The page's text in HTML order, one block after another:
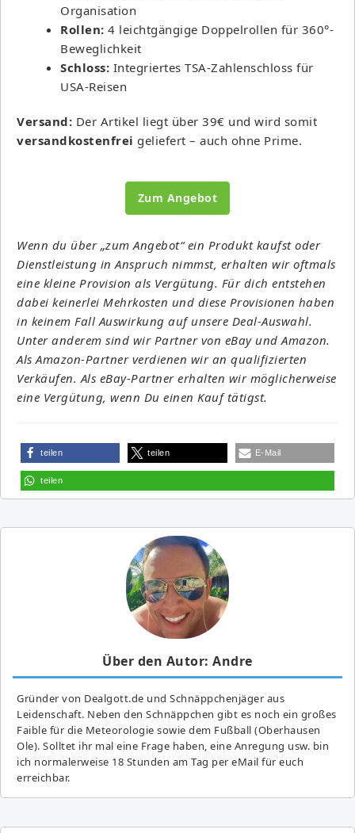
Organisation
Rollen: 4 leichtgängige Doppelrollen für 360°-
Beweglichkeit
Schloss: Integriertes TSA-Zahlenschloss für
USA-Reisen
Versand: Der Artikel liegt über 39€ und wird somit
versandkostenfrei geliefert – auch ohne Prime.
Zum Angebot
Wenn du über „zum Angebot“ ein Produkt kaufst oder
Dienstleistung in Anspruch nimmst, erhalten wir oftmals
eine kleine Provision als Vergütung. Für dich entstehen
dabei keinerlei Mehrkosten und diese Provisionen haben
in keinem Fall Auswirkung auf unsere Deal-Auswahl.
Unter anderem sind wir Partner von eBay und Amazon.
Als Amazon-Partner verdienen wir an qualifizierten
Verkäufen. Als eBay-Partner erhalten wir möglicherweise
eine Vergütung, wenn Du einen Kauf tätigst.
teilen teilen E-Mail
teilen
Über den Autor: Andre
Gründer von Dealgott.de und Schnäppchenjäger aus
Leidenschaft. Neben den Schnäppchen gibt es noch ein großes
Fai­ble für die Meteorologie sowie dem Fußball (Oberhausen
Ole). Solltet ihr mal eine Frage haben, eine Anregung usw. bin
ich normalerweise 18 Stunden am Tag per eMail für euch
erreichbar.